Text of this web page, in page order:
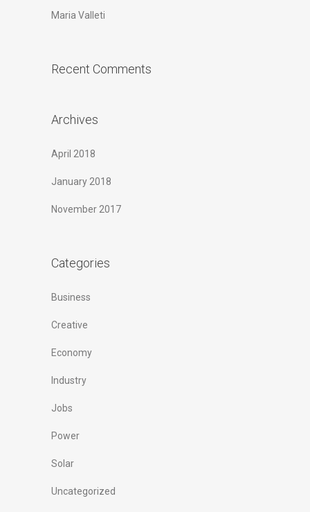
Maria Valleti
Recent Comments
Archives
April 2018
January 2018
November 2017
Categories
Business
Creative
Economy
Industry
Jobs
Power
Solar
Uncategorized